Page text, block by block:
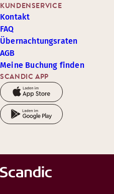
SCANDIC APP
KUNDENSERVICE
Kontakt
FAQ
Übernachtungsraten
AGB
Meine Buchung finden